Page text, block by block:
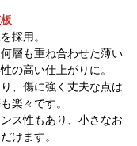
採用。
層も重ね合わせた薄い
の高い仕上がりに。
、傷に強く丈夫な点は
楽々です。
ス性もあり、小さなお
けます。